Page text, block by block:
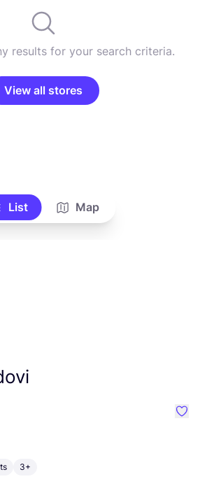
results for your search criteria.
View all stores
List Map
3+